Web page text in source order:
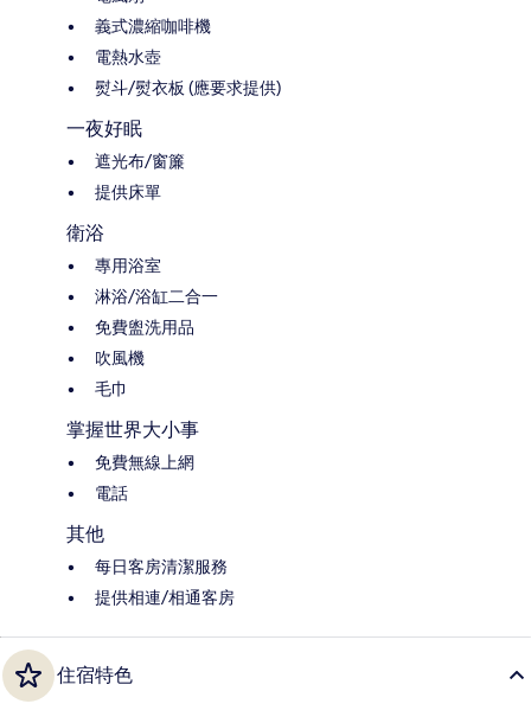
義式濃縮咖啡機
電熱水壺
熨斗/熨衣板 (應要求提供)
一夜好眠
遮光布/窗簾
提供床單
衛浴
專用浴室
淋浴/浴缸二合一
免費盥洗用品
吹風機
毛巾
掌握世界大小事
免費無線上網
電話
其他
每日客房清潔服務
提供相連/相通客房
住宿特色